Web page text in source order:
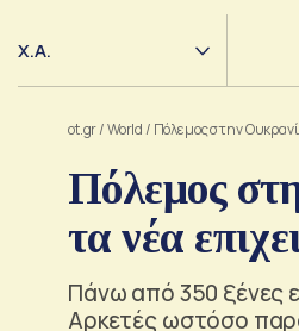
Χ.Α.
ot.gr/World / Πόλεμος στην
Πόλεμος
τα νέα
Πάνω από 350 ξένες
Αρκετές ωστόσο